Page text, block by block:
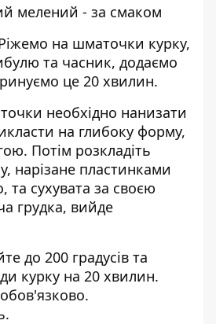
мелений - за смаком
на шматочки курку,
та часник, додаємо
це 20 хвилин.
необхідно нанизати
на глибоку форму,
Потім розкладіть
нарізане пластинками
та сухувата за своєю
грудка, вийде
до 200 градусів та
курку на 20 хвилин.